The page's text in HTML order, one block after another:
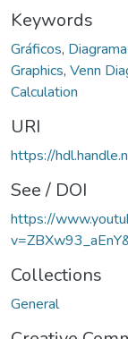
Keywords
Gráficos,
Graphics, Venn
Calculation
URI
https://
See / DOI
https://
Collections
General